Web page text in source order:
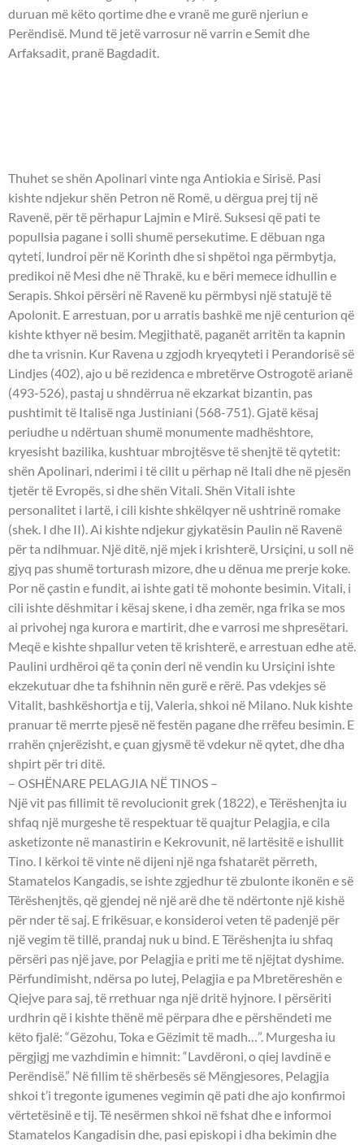
duruan më këto qortime dhe e vranë me gurë njeriun e
Perëndisë. Mund të jetë varrosur në varrin e Semit dhe
Arfaksadit, pranë Bagdadit.
Thuhet se shën Apolinari vinte nga Antiokia e Sirisë. Pasi
kishte ndjekur shën Petron në Romë, u dërgua prej tij në
Ravenë, për të përhapur Lajmin e Mirë. Suksesi që pati te
popullsia pagane i solli shumë persekutime. E dëbuan nga
qyteti, lundroi për në Korinth dhe si shpëtoi nga përmbytja,
predikoi në Mesi dhe në Thrakë, ku e bëri memece idhullin e
Serapis. Shkoi përsëri në Ravenë ku përmbysi një statujë të
Apolonit. E arrestuan, por u arratis bashkë me një centurion që
kishte kthyer në besim. Megjithatë, paganët arritën ta kapnin
dhe ta vrisnin. Kur Ravena u zgjodh kryeqyteti i Perandorisë së
Lindjes (402), ajo u bë rezidenca e mbretërve Ostrogotë arianë
(493-526), pastaj u shndërrua në ekzarkat bizantin, pas
pushtimit të Italisë nga Justiniani (568-751). Gjatë kësaj
periudhe u ndërtuan shumë monumente madhështore,
kryesisht bazilika, kushtuar mbrojtësve të shenjtë të qytetit:
shën Apolinari, nderimi i të cilit u përhap në Itali dhe në pjesën
tjetër të Evropës, si dhe shën Vitali. Shën Vitali ishte
personalitet i lartë, i cili kishte shkëlqyer në ushtrinë romake
(shek. I dhe II). Ai kishte ndjekur gjykatësin Paulin në Ravenë
për ta ndihmuar. Një ditë, një mjek i krishterë, Ursiçini, u soll në
gjyq pas shumë torturash mizore, dhe u dënua me prerje koke.
Por në çastin e fundit, ai ishte gati të mohonte besimin. Vitali, i
cili ishte dëshmitar i kësaj skene, i dha zemër, nga frika se mos
ai privohej nga kurora e martirit, dhe e varrosi me shpresëtari.
Meqë e kishte shpallur veten të krishterë, e arrestuan edhe atë.
Paulini urdhëroi që ta çonin deri në vendin ku Ursiçini ishte
ekzekutuar dhe ta fshihnin nën gurë e rërë. Pas vdekjes së
Vitalit, bashkëshortja e tij, Valeria, shkoi në Milano. Nuk kishte
pranuar të merrte pjesë në festën pagane dhe rrëfeu besimin. E
rrahën çnjerëzisht, e çuan gjysmë të vdekur në qytet, dhe dha
shpirt për tri ditë.
– OSHËNARE PELAGJIA NË TINOS –
Një vit pas fillimit të revolucionit grek (1822), e Tërëshenjta iu
shfaq një murgeshe të respektuar të quajtur Pelagjia, e cila
asketizonte në manastirin e Kekrovunit, në lartësitë e ishullit
Tino. I kërkoi të vinte në dijeni një nga fshatarët përreth,
Stamatelos Kangadis, se ishte zgjedhur të zbulonte ikonën e së
Tërëshenjtës, që gjendej në një arë dhe të ndërtonte një kishë
për nder të saj. E frikësuar, e konsideroi veten të padenjë për
një vegim të tillë, prandaj nuk u bind. E Tërëshenjta iu shfaq
përsëri pas një jave, por Pelagjia e priti me të njëjtat dyshime.
Përfundimisht, ndërsa po lutej, Pelagjia e pa Mbretëreshën e
Qiejve para saj, të rrethuar nga një dritë hyjnore. I përsëriti
urdhrin që i kishte thënë më përpara dhe e përshëndeti me
këto fjalë: “Gëzohu, Toka e Gëzimit të madh…”. Murgesha iu
përgjigj me vazhdimin e himnit: “Lavdëroni, o qiej lavdinë e
Perëndisë.” Në fillim të shërbesës së Mëngjesores, Pelagjia
shkoi t’i tregonte igumenes vegimin që pati dhe ajo konfirmoi
vërtetësinë e tij. Të nesërmen shkoi në fshat dhe e informoi
Stamatelos Kangadisin dhe, pasi episkopi i dha bekimin dhe